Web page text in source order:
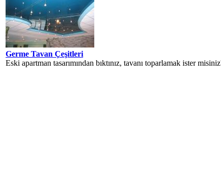
Germe Tavan Çeşitleri
Eski apartman tasarımından bıktınız, tavanı toparlamak ister